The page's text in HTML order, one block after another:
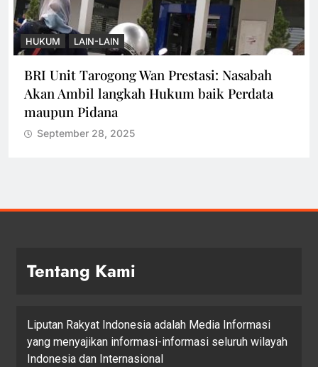
HUKUM LAIN-LAIN
BRI Unit Tarogong Wan Prestasi: Nasabah
Akan Ambil langkah Hukum baik Perdata
maupun Pidana
September 28, 2025
Tentang Kami
Liputan Rakyat Indonesia adalah Media Informasi
yang menyajikan informasi-informasi seluruh wilayah
Indonesia dan Internasional